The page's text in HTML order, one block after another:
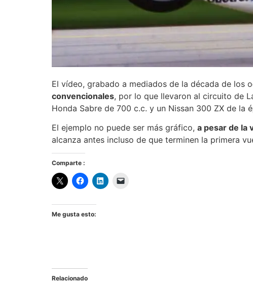
El vídeo, grabado a mediados de la década de los
convencionales, por lo que llevaron al circuito de
Honda Sabre de 700 c.c. y un Nissan 300 ZX de la
El ejemplo no puede ser más gráfico, a pesar de la
alcanza antes incluso de que terminen la primera
Comparte :
Me gusta esto:
Relacionado